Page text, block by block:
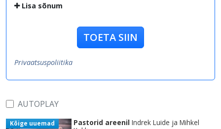
Lisa sõnum
TOETA SIIN
Privaatsuspoliitika
AUTOPLAY
Kõige uuemad Pastorid areenil Indrek Luide ja Mihkel